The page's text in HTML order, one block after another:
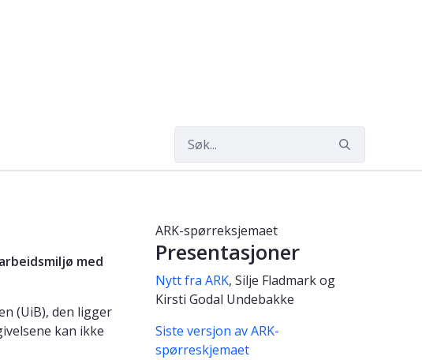
med
(UiB), den ligger
kan ikke
ARK-spørreksjemaet
Presentasjoner
Nytt fra ARK, Silje Fladmark og
Kirsti Godal Undebakke
Siste versjon av ARK-
spørreskjemaet